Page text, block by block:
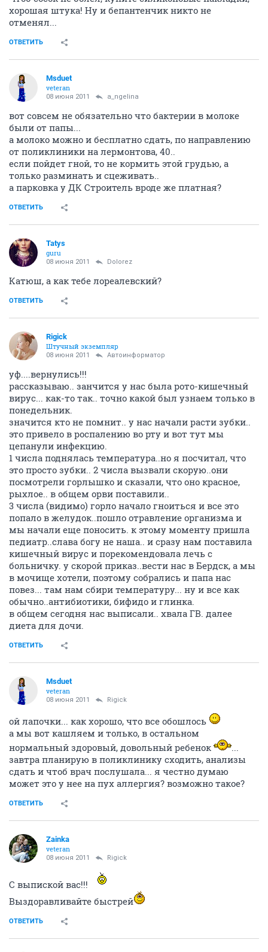
хорошая штука! Ну и бепантенчик никто не
отменял...
ОТВЕТИТЬ
Msduet
veteran
08 июня 2011 a_ngelina
вот совсем не обязательно что бактерии в молоке
были от папы...
а молоко можно и бесплатно сдать, по направлению
от поликлиники на лермонтова, 40..
если пойдет гной, то не кормить этой грудью, а
только разминать и сцеживать..
а парковка у ДК Строитель вроде же платная?
ОТВЕТИТЬ
Tatys
guru
08 июня 2011 Dolorez
Катюш, а как тебе лореалевский?
ОТВЕТИТЬ
Rigick
Штучный экземпляр
08 июня 2011 Автоинформатор
уф....вернулись!!!
рассказываю.. занчится у нас была рото-кишечный
вирус... как-то так.. точно какой был узнаем только в
понедельник.
значится кто не помнит.. у нас начали расти зубки..
это привело в роспалению во рту и вот тут мы
цепанули инфекцию.
1 числа поднялась температура..но я посчитал, что
это просто зубки.. 2 числа вызвали скорую..они
посмотрели горлышко и сказали, что оно красное,
рыхлое.. в общем орви поставили..
3 числа (видимо) горло начало гноиться и все это
попало в желудок..пошло отравление организма и
мы начали еще поносить. к этому моменту пришла
педиатр..слава богу не наша.. и сразу нам поставила
кишечный вирус и порекомендовала лечь с
больничку. у скорой приказ..вести нас в Бердск, а мы
в мочище хотели, поэтому собрались и папа нас
повез... там нам сбири температуру... ну и все как
обычно..антибиотики, бифидо и глинка.
в общем сегодня нас выписали.. хвала ГВ. далее
диета для дочи.
ОТВЕТИТЬ
Msduet
veteran
08 июня 2011 Rigick
ой лапочки... как хорошо, что все обошлось
а мы вот кашляем и только, в остальном
нормальный здоровый, довольный ребенок
...
завтра планирую в поликлинику сходить, анализы
сдать и чтоб врач послушала... я честно думаю
может это у нее на пух аллергия? возможно такое?
ОТВЕТИТЬ
Zainka
veteran
08 июня 2011 Rigick
C выпиской вас!!!
Выздоравливайте быстрей
ОТВЕТИТЬ